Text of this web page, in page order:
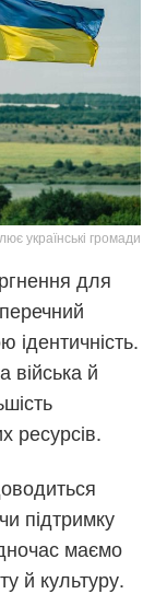
українські громади
для
ідентичність.
війська й
ресурсів.
підтримку
маємо
й культуру.